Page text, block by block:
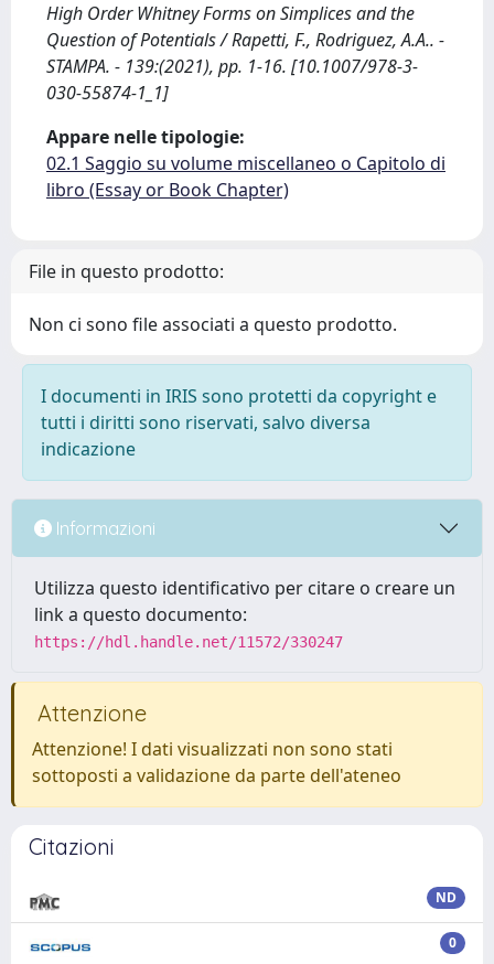
High Order Whitney Forms on Simplices and the
Question of Potentials / Rapetti, F., Rodriguez, A.A.. -
STAMPA. - 139:(2021), pp. 1-16. [10.1007/978-3-
030-55874-1_1]
Appare nelle tipologie:
02.1 Saggio su volume miscellaneo o Capitolo di
libro (Essay or Book Chapter)
File in questo prodotto:
Non ci sono file associati a questo prodotto.
I documenti in IRIS sono protetti da copyright e
tutti i diritti sono riservati, salvo diversa
indicazione
Informazioni
Utilizza questo identificativo per citare o creare un
link a questo documento:
https://hdl.handle.net/11572/330247
Attenzione
Attenzione! I dati visualizzati non sono stati
sottoposti a validazione da parte dell'ateneo
Citazioni
ND
0